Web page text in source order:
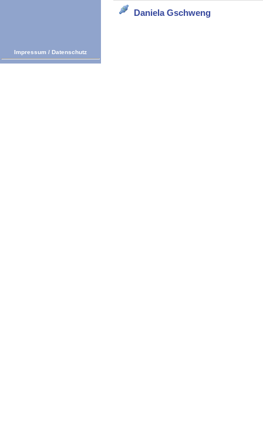
Daniela Gschweng
Impressum / Datenschutz